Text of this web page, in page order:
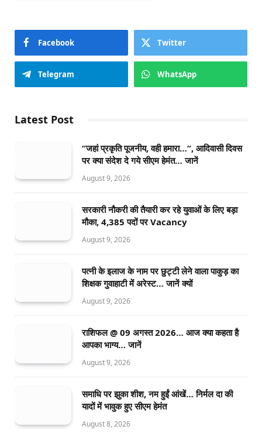
Facebook Twitter
Telegram WhatsApp
Latest Post
“जहां प्रकृति पूजनीय, वही हमारा…”, आदिवासी दिवस
पर क्या संदेश दे गये सीएम हेमंत… जानें
August 9, 2026
सरकारी नौकरी की तैयारी कर रहे युवाओं के लिए बड़ा
मौका, 4,385 पदों पर Vacancy
August 9, 2026
पत्नी के इलाज के नाम पर छुट्टी लेने वाला पाकुड़ का
शिक्षक गुवाहाटी में अरेस्ट… जानें क्यों
August 9, 2026
राशिफल @ 09 अगस्त 2026… आज क्या कहता है
आपका भाग्य… जानें
August 9, 2026
समाधि पर झुका शीश, नम हुईं आंखें… निर्मल दा की
यादों में भावुक हुए सीएम हेमंत
August 8, 2026